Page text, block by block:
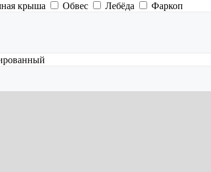
крыша Обвес Лебёда
Фаркоп